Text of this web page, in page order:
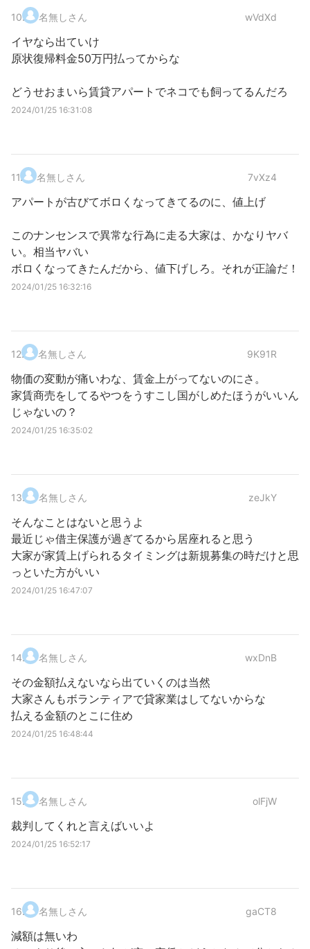
10. 名無しさん wVdXd
イヤなら出ていけ
原状復帰料金50万円払ってからな
どうせおまいら賃貸アパートでネコでも飼ってるんだろ
2024/01/25 16:31:08
11. 名無しさん 7vXz4
アパートが古びてボロくなってきてるのに、値上げ
このナンセンスで異常な行為に走る大家は、かなりヤバ
い。相当ヤバい
ボロくなってきたんだから、値下げしろ。それが正論だ！
2024/01/25 16:32:16
12. 名無しさん 9K91R
物価の変動が痛いわな、賃金上がってないのにさ。
家賃商売をしてるやつをうすこし国がしめたほうがいいん
じゃないの？
2024/01/25 16:35:02
13. 名無しさん zeJkY
そんなことはないと思うよ
最近じゃ借主保護が過ぎてるから居座れると思う
大家が家賃上げられるタイミングは新規募集の時だけと思
っといた方がいい
2024/01/25 16:47:07
14. 名無しさん wxDnB
その金額払えないなら出ていくのは当然
大家さんもボランティアで貸家業はしてないからな
払える金額のとこに住め
2024/01/25 16:48:44
15. 名無しさん olFjW
裁判してくれと言えばいいよ
2024/01/25 16:52:17
16. 名無しさん gaCT8
減額は無いわ